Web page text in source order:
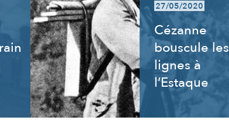
27/05/2020
Cézanne
bouscule les
lignes à
l’Estaque